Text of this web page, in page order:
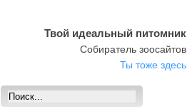
Твой идеальный питомник
Собиратель зоосайтов
Ты тоже здесь